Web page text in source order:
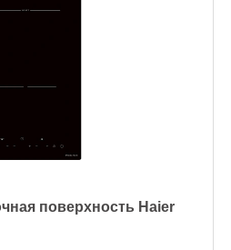
поверхность Haier